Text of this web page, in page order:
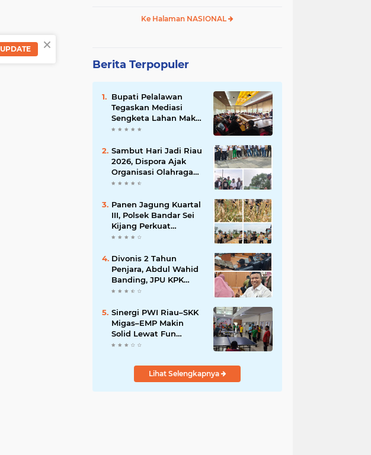
Ke Halaman NASIONAL
Berita Terpopuler
Bupati Pelalawan
Tegaskan Mediasi
Sengketa Lahan Mak
Teduh Dilanjutkan, PT
Hadir pada Pertemuan
Berikutnya
Sambut Hari Jadi Riau
2026, Dispora Ajak
Organisasi Olahraga
Gotong Royong
Utama Riau
Panen Jagung Kuartal
III, Polsek Bandar Sei
Kijang Perkuat
Ketahanan Pangan
Produktivitas Petani
Divonis 2 Tahun
Penjara, Abdul Wahid
Banding, JPU KPK
Masih Pikir-Pikir
Sinergi PWI Riau–SKK
Migas–EMP Makin
Solid Lewat Fun
Pingpong Competition
Lihat Selengkapnya
×
UPDATE